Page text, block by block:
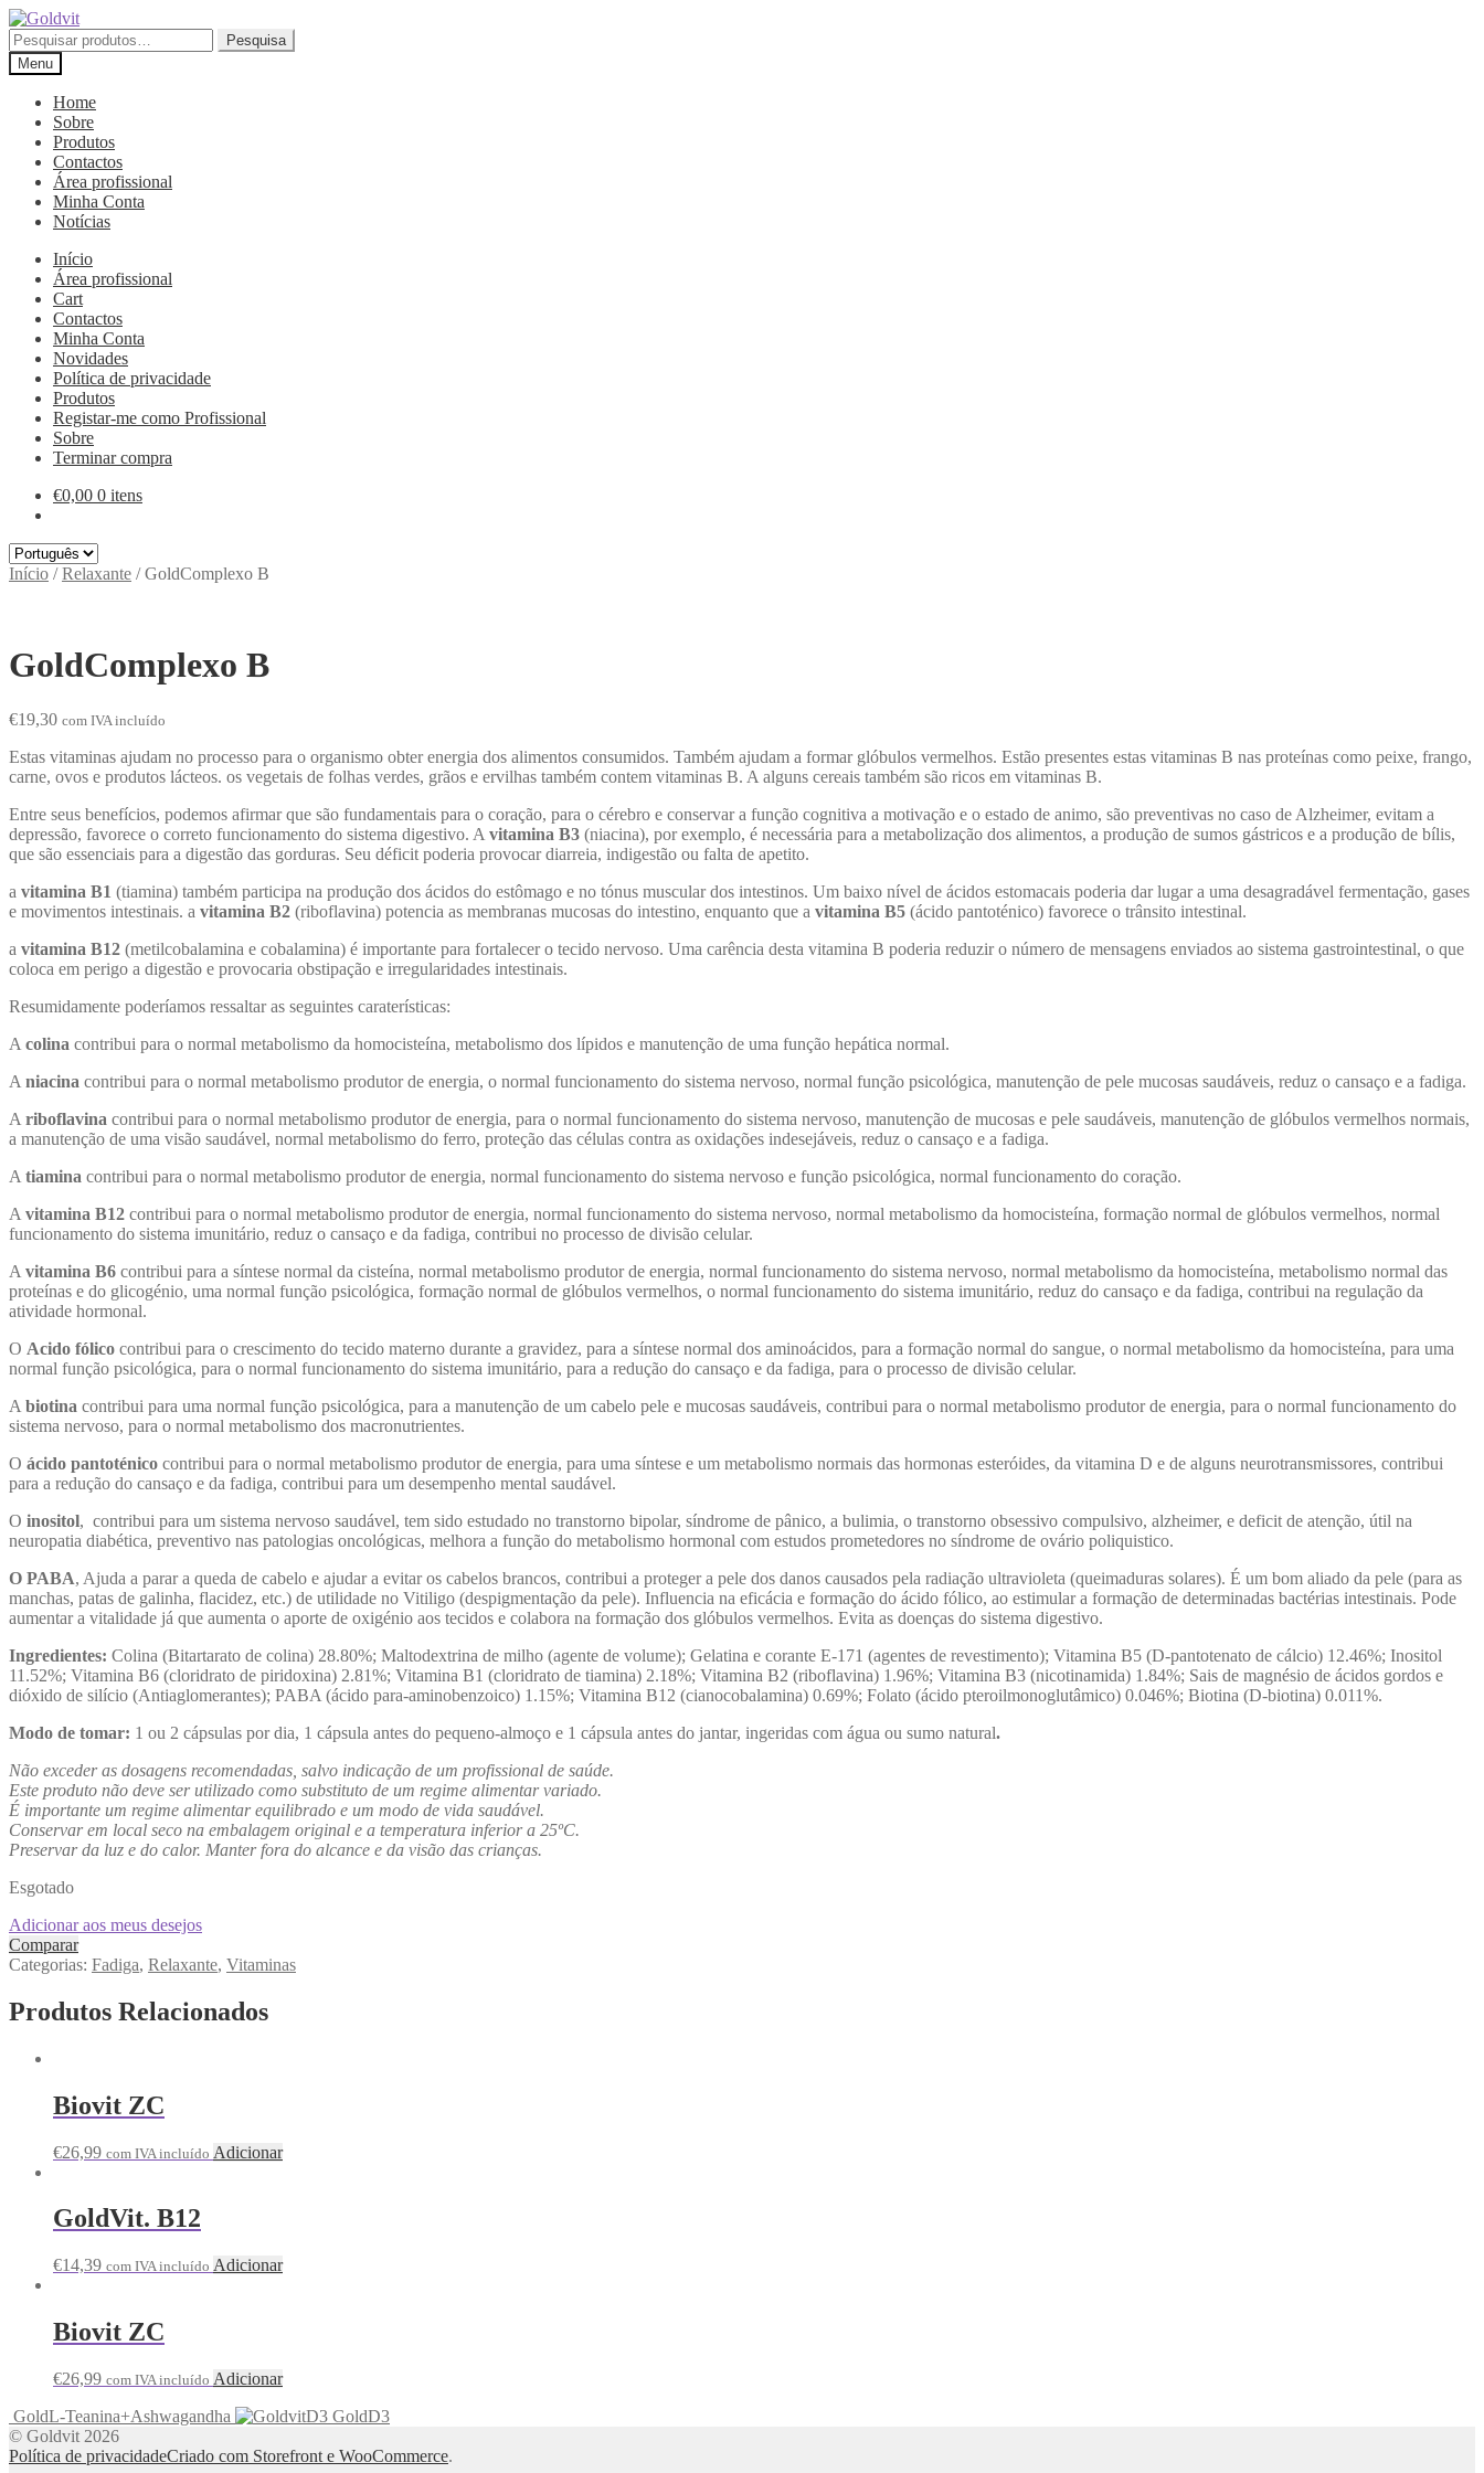
Ir
para
a
navegação
Saltar
para
o
conteúdo
Pesquisar
por:
Pesquisa
Menu
Home
Sobre
Produtos
Contactos
Área profissional
Minha Conta
Notícias
Início
Área profissional
Cart
Contactos
Minha Conta
Novidades
Política de privacidade
Produtos
Registar-me como Profissional
Sobre
Terminar compra
€0,00 0 itens
Escolha
um
Início /Relaxante /GoldComplexo B
GoldComplexo B
€19,30 com IVA incluído
Estas vitaminas ajudam no processo para o organismo obter energia dos alimentos consumidos. Também ajudam a formar glóbulos vermelhos. Estão presentes estas vitaminas B nas proteínas como peixe, frango,
carne, ovos e produtos lácteos. os vegetais de folhas verdes, grãos e ervilhas também contem vitaminas B. A alguns cereais também são ricos em vitaminas B.
Entre seus benefícios, podemos afirmar que são fundamentais para o coração, para o cérebro e conservar a função cognitiva a motivação e o estado de animo, são preventivas no caso de Alzheimer, evitam a
depressão, favorece o correto funcionamento do sistema digestivo. A vitamina B3 (niacina), por exemplo, é necessária para a metabolização dos alimentos, a produção de sumos gástricos e a produção de bílis,
que são essenciais para a digestão das gorduras. Seu déficit poderia provocar diarreia, indigestão ou falta de apetito.
a vitamina B1 (tiamina) também participa na produção dos ácidos do estômago e no tónus muscular dos intestinos. Um baixo nível de ácidos estomacais poderia dar lugar a uma desagradável fermentação, gases
e movimentos intestinais. a vitamina B2 (riboflavina) potencia as membranas mucosas do intestino, enquanto que a vitamina B5 (ácido pantoténico) favorece o trânsito intestinal.
a vitamina B12 (metilcobalamina e cobalamina) é importante para fortalecer o tecido nervoso. Uma carência desta vitamina B poderia reduzir o número de mensagens enviados ao sistema gastrointestinal, o que
coloca em perigo a digestão e provocaria obstipação e irregularidades intestinais.
Resumidamente poderíamos ressaltar as seguintes caraterísticas:
A colina contribui para o normal metabolismo da homocisteína, metabolismo dos lípidos e manutenção de uma função hepática normal.
A niacina contribui para o normal metabolismo produtor de energia, o normal funcionamento do sistema nervoso, normal função psicológica, manutenção de pele mucosas saudáveis, reduz o cansaço e a fadiga.
A riboflavina contribui para o normal metabolismo produtor de energia, para o normal funcionamento do sistema nervoso, manutenção de mucosas e pele saudáveis, manutenção de glóbulos vermelhos normais,
a manutenção de uma visão saudável, normal metabolismo do ferro, proteção das células contra as oxidações indesejáveis, reduz o cansaço e a fadiga.
A tiamina contribui para o normal metabolismo produtor de energia, normal funcionamento do sistema nervoso e função psicológica, normal funcionamento do coração.
A vitamina B12 contribui para o normal metabolismo produtor de energia, normal funcionamento do sistema nervoso, normal metabolismo da homocisteína, formação normal de glóbulos vermelhos, normal
funcionamento do sistema imunitário, reduz o cansaço e da fadiga, contribui no processo de divisão celular.
A vitamina B6 contribui para a síntese normal da cisteína, normal metabolismo produtor de energia, normal funcionamento do sistema nervoso, normal metabolismo da homocisteína, metabolismo normal das
proteínas e do glicogénio, uma normal função psicológica, formação normal de glóbulos vermelhos, o normal funcionamento do sistema imunitário, reduz do cansaço e da fadiga, contribui na regulação da
atividade hormonal.
O Acido fólico contribui para o crescimento do tecido materno durante a gravidez, para a síntese normal dos aminoácidos, para a formação normal do sangue, o normal metabolismo da homocisteína, para uma
normal função psicológica, para o normal funcionamento do sistema imunitário, para a redução do cansaço e da fadiga, para o processo de divisão celular.
A biotina contribui para uma normal função psicológica, para a manutenção de um cabelo pele e mucosas saudáveis, contribui para o normal metabolismo produtor de energia, para o normal funcionamento do
sistema nervoso, para o normal metabolismo dos macronutrientes.
O ácido pantoténico contribui para o normal metabolismo produtor de energia, para uma síntese e um metabolismo normais das hormonas esteróides, da vitamina D e de alguns neurotransmissores, contribui
para a redução do cansaço e da fadiga, contribui para um desempenho mental saudável.
O inositol, contribui para um sistema nervoso saudável, tem sido estudado no transtorno bipolar, síndrome de pânico, a bulimia, o transtorno obsessivo compulsivo, alzheimer, e deficit de atenção, útil na
neuropatia diabética, preventivo nas patologias oncológicas, melhora a função do metabolismo hormonal com estudos prometedores no síndrome de ovário poliquistico.
O PABA, Ajuda a parar a queda de cabelo e ajudar a evitar os cabelos brancos, contribui a proteger a pele dos danos causados pela radiação ultravioleta (queimaduras solares). É um bom aliado da pele (para as
manchas, patas de galinha, flacidez, etc.) de utilidade no Vitiligo (despigmentação da pele). Influencia na eficácia e formação do ácido fólico, ao estimular a formação de determinadas bactérias intestinais. Pode
aumentar a vitalidade já que aumenta o aporte de oxigénio aos tecidos e colabora na formação dos glóbulos vermelhos. Evita as doenças do sistema digestivo.
Ingredientes: Colina (Bitartarato de colina) 28.80%; Maltodextrina de milho (agente de volume); Gelatina e corante E-171 (agentes de revestimento); Vitamina B5 (D-pantotenato de cálcio) 12.46%; Inositol
11.52%; Vitamina B6 (cloridrato de piridoxina) 2.81%; Vitamina B1 (cloridrato de tiamina) 2.18%; Vitamina B2 (riboflavina) 1.96%; Vitamina B3 (nicotinamida) 1.84%; Sais de magnésio de ácidos gordos e
dióxido de silício (Antiaglomerantes); PABA (ácido para-aminobenzoico) 1.15%; Vitamina B12 (cianocobalamina) 0.69%; Folato (ácido pteroilmonoglutâmico) 0.046%; Biotina (D-biotina) 0.011%.
Modo de tomar: 1 ou 2 cápsulas por dia, 1 cápsula antes do pequeno-almoço e 1 cápsula antes do jantar, ingeridas com água ou sumo natural.
Não exceder as dosagens recomendadas, salvo indicação de um profissional de saúde.
Este produto não deve ser utilizado como substituto de um regime alimentar variado.
É importante um regime alimentar equilibrado e um modo de vida saudável.
Conservar em local seco na embalagem original e a temperatura inferior a 25ºC.
Preservar da luz e do calor. Manter fora do alcance e da visão das crianças.
Esgotado
Adicionar aos meus desejos
Comparar
Categorias: Fadiga, Relaxante, Vitaminas
Produtos Relacionados
Biovit ZC
€26,99 com IVA incluído Adicionar
GoldVit. B12
€14,39 com IVA incluído Adicionar
Biovit ZC
€26,99 com IVA incluído Adicionar
GoldL-Teanina+Ashwagandha
GoldD3
© Goldvit 2026
Política de privacidadeCriado com Storefront e WooCommerce.